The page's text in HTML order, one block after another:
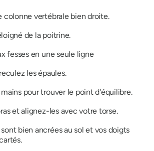
colonne vertébrale bien droite.
de la poitrine.
fesses en une seule ligne
les épaules.
pour trouver le point d'équilibre.
et alignez-les avec votre torse.
bien ancrées au sol et vos doigts